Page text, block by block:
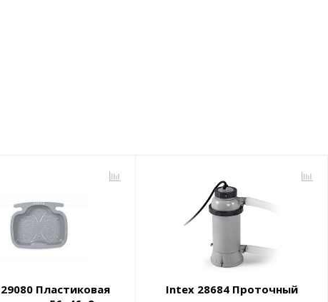
Пластиковая
Intex 28684 Проточный